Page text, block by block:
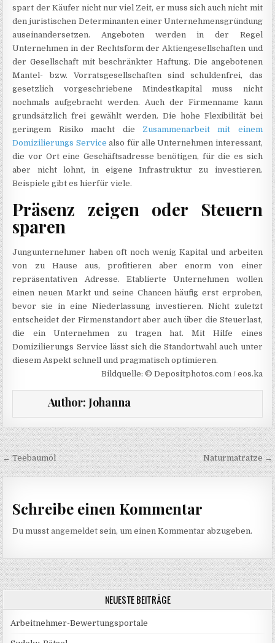
spart der Käufer nicht nur viel Zeit, er muss sich auch nicht mit
den juristischen Determinanten einer Unternehmensgründung
auseinandersetzen. Angeboten werden in der Regel
Unternehmen in der Rechtsform der Aktiengesellschaften und
der Gesellschaft mit beschränkter Haftung. Die angebotenen
Mantel- bzw. Vorratsgesellschaften sind schuldenfrei, das
gesetzlich vorgeschriebene Mindestkapital muss nicht
nochmals aufgebracht werden. Auch der Firmenname kann
grundsätzlich frei gewählt werden. Die hohe Flexibilität bei
geringem Risiko macht die Zusammenarbeit mit einem
Domizilierungs Service also für alle Unternehmen interessant,
die vor Ort eine Geschäftsadresse benötigen, für die es sich
aber nicht lohnt, in eigene Infrastruktur zu investieren.
Beispiele gibt es hierfür viele.
Präsenz zeigen oder Steuern
sparen
Jungunternehmer haben oft noch wenig Kapital und arbeiten
von zu Hause aus, profitieren aber enorm von einer
repräsentativen Adresse. Etablierte Unternehmen wollen
einen neuen Markt und seine Chancen häufig erst erproben,
bevor sie in eine Niederlassung investieren. Nicht zuletzt
entscheidet der Firmenstandort aber auch über die Steuerlast,
die ein Unternehmen zu tragen hat. Mit Hilfe eines
Domizilierungs Service lässt sich die Standortwahl auch unter
diesem Aspekt schnell und pragmatisch optimieren.
Bildquelle: © Depositphotos.com / eos.ka
Author: Johanna
Beitragsnavigation
← Teebaumöl Naturmatratze →
Schreibe einen Kommentar
Du musstangemeldet sein, um einen Kommentar abzugeben.
NEUESTE BEITRÄGE
Arbeitnehmer-Bewertungsportale